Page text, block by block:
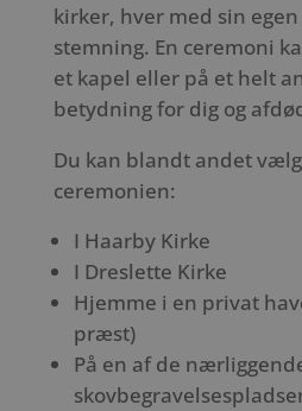
kirker, hver med sin
stemning. En ceremoni
et kapel eller på et helt
betydning for dig og
Du kan blandt andet
ceremonien:
I Haarby Kirke
I Dreslette Kirke
Hjemme i en privat
præst)
På en af de